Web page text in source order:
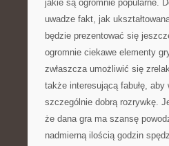
jakie są ogromnie popularne.
uwadze fakt, jak
będzie prezentować się
ogromnie ciekawe elementy
zwłaszcza umożliwić się
także interesującą fabułę,
szczególnie dobrą rozrywkę.
że dana gra ma szansę
nadmierną ilością godzin